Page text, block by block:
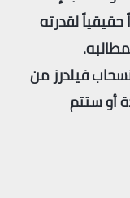
حقيقياً لقدرته
فيلدرز من
أو ستتم